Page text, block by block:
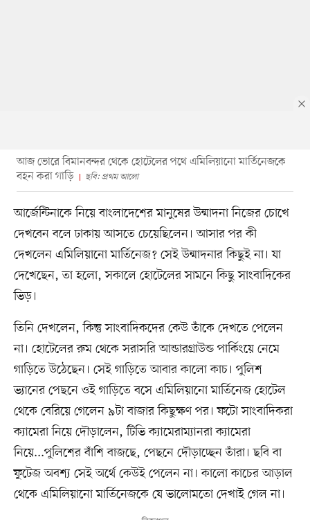
আজ ভোরে বিমানবন্দর থেকে হোটেলের পথে এমিলিয়ানো মার্তিনেজকে
বহন করা গাড়ি
ছবি: প্রথম আলো
আর্জেন্টিনাকে নিয়ে বাংলাদেশের মানুষের উন্মাদনা নিজের চোখে
দেখবেন বলে ঢাকায় আসতে চেয়েছিলেন। আসার পর কী
দেখলেন এমিলিয়ানো মার্তিনেজ? সেই উন্মাদনার কিছুই না। যা
দেখেছেন, তা হলো, সকালে হোটেলের সামনে কিছু সাংবাদিকের
ভিড়।
তিনি দেখলেন, কিন্তু সাংবাদিকদের কেউ তাঁকে দেখতে পেলেন
না। হোটেলের রুম থেকে সরাসরি আন্ডারগ্রাউন্ড পার্কিংয়ে নেমে
গাড়িতে উঠেছেন। সেই গাড়িতে আবার কালো কাচ। পুলিশ
ভ্যানের পেছনে ওই গাড়িতে বসে এমিলিয়ানো মার্তিনেজ হোটেল
থেকে বেরিয়ে গেলেন ৯টা বাজার কিছুক্ষণ পর। ফটো সাংবাদিকরা
ক্যামেরা নিয়ে দৌড়ালেন, টিভি ক্যামেরাম্যানরা ক্যামেরা
নিয়ে...পুলিশের বাঁশি বাজছে, পেছনে দৌড়াচ্ছেন তাঁরা। ছবি বা
ফুটেজ অবশ্য সেই অর্থে কেউই পেলেন না। কালো কাচের আড়াল
থেকে এমিলিয়ানো মার্তিনেজকে যে ভালোমতো দেখাই গেল না।